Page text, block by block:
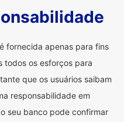
fornecida apenas para fins
todos os esforços para
que os usuários saibam
responsabilidade em
seu banco pode confirmar